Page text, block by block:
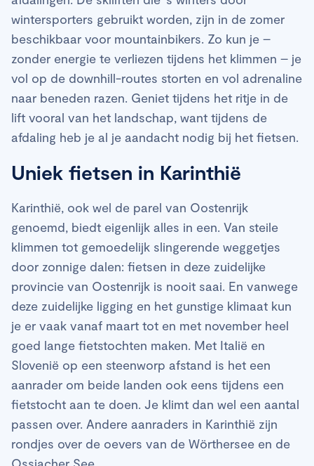
wintersporters gebruikt worden, zijn in de zomer
beschikbaar voor mountainbikers. Zo kun je –
zonder energie te verliezen tijdens het klimmen – je
vol op de downhill-routes storten en vol adrenaline
naar beneden razen. Geniet tijdens het ritje in de
lift vooral van het landschap, want tijdens de
afdaling heb je al je aandacht nodig bij het fietsen.
Uniek fietsen in Karinthië
Karinthië, ook wel de parel van Oostenrijk
genoemd, biedt eigenlijk alles in een. Van steile
klimmen tot gemoedelijk slingerende weggetjes
door zonnige dalen: fietsen in deze zuidelijke
provincie van Oostenrijk is nooit saai. En vanwege
deze zuidelijke ligging en het gunstige klimaat kun
je er vaak vanaf maart tot en met november heel
goed lange fietstochten maken. Met Italië en
Slovenië op een steenworp afstand is het een
aanrader om beide landen ook eens tijdens een
fietstocht aan te doen. Je klimt dan wel een aantal
passen over. Andere aanraders in Karinthië zijn
rondjes over de oevers van de Wörthersee en de
Ossiacher See.